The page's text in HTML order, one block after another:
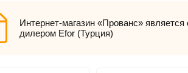
Интернет-магазин «Прованс»
дилером Efor (Турция)